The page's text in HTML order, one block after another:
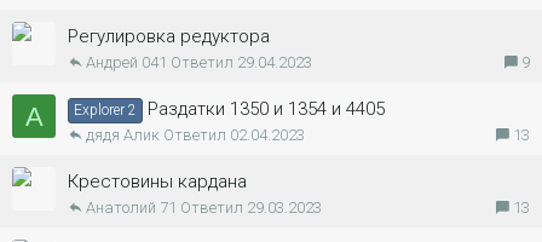
Регулировка редуктора
9
29.04.2023
Андрей 041
А Explorer 2 Раздатки 1350 и 1354 и 4405
13
02.04.2023
дядя Алик
Крестовины кардана
13
29.03.2023
Анатолий 71